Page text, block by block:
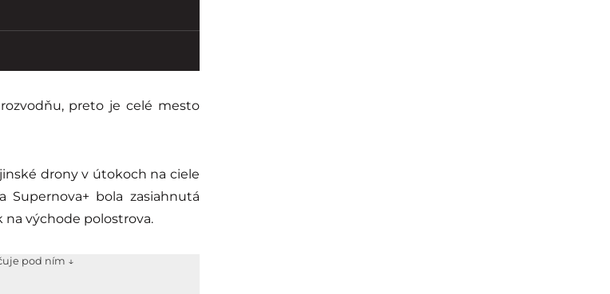
preto je celé mesto
drony v útokoch na ciele
Supernova+ bola zasiahnutá
na východe polostrova.
pod ním ↓